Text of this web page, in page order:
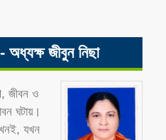
- অধ্যক্ষ জীবুন নিছা
জীবন ও
ঘটায়।
যখন